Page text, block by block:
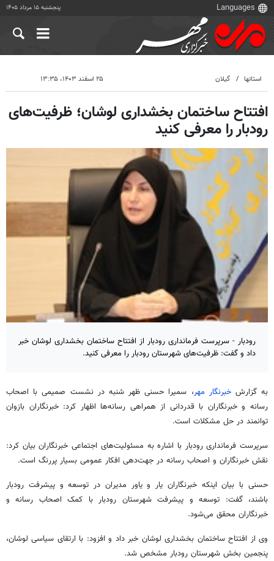
پنجشنبه ۱۵ مرداد ۱۴۰۵
استانها گیلان ۲۵ اسفند ۱۴۰۳، ۱۳:۳۵
افتتاح ساختمان بخشداری لوشان؛ ظرفیت‌های
رودبار را معرفی کنید
رودبار - سرپرست فرمانداری رودبار از افتتاح ساختمان بخشداری لوشان خبر
داد و گفت: ظرفیت‌های شهرستان رودبار را معرفی کنید.
به گزارشخبرنگار مهر، سمیرا حسنی ظهر شنبه در نشست صمیمی با اصحاب
رسانه و خبرنگاران با قدردانی از همراهی رسانه‌ها اظهار کرد: خبرنگاران بازوان
توانمند در حل مشکلات است.
سرپرست فرمانداری رودبار با اشاره به مسئولیت‌های اجتماعی خبرنگاران بیان کرد:
نقش خبرنگاران و اصحاب رسانه در جهت‌دهی افکار عمومی بسیار پررنگ است.
حسنی با بیان اینکه خبرنگاران یار و یاور مدیران در توسعه و پیشرفت رودبار
باشند، گفت: توسعه و پیشرفت شهرستان رودبار با کمک اصحاب رسانه و
خبرنگاران محقق می‌شود.
وی از افتتاح ساختمان بخشداری لوشان خبر داد و افزود: با ارتقای سیاسی لوشان،
پنجمین بخش شهرستان رودبار مشخص شد.